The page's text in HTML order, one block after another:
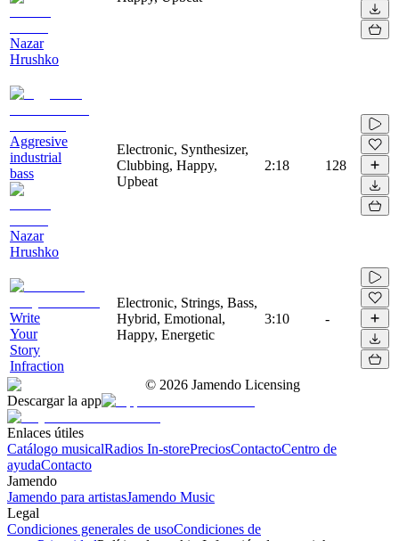
Nazar
Hrushko
Aggresive
industrial
bass
Nazar
Hrushko
Electronic, Synthesizer,
Clubbing, Happy,
Upbeat
2:18 128
Write
Your
Story
Infraction
Electronic, Strings, Bass,
Hybrid, Emotional,
Happy, Energetic
3:10 -
© 2026 Jamendo Licensing
Descargar la app
Enlaces útiles
Catálogo musicalRadios In-storePreciosContactoCentro de
ayudaContacto
Jamendo
Jamendo para artistasJamendo Music
Legal
Condiciones generales de usoCondiciones de